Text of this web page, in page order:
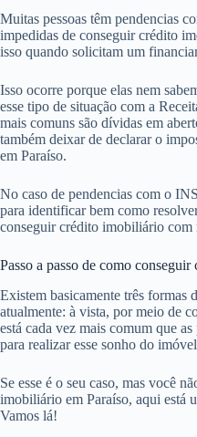
Muitas pessoas têm pendencias
impedidas de conseguir crédito
isso quando solicitam um
Isso ocorre porque elas nem
esse tipo de situação com a
mais comuns são dívidas em
também deixar de declarar o
em Paraíso.
No caso de pendencias com o
para identificar bem como
conseguir crédito imobiliário com
Passo a passo de como
Existem basicamente três formas
atualmente: à vista, por meio de
está cada vez mais comum que
para realizar esse sonho do
Se esse é o seu caso, mas você
imobiliário em Paraíso, aqui está
Vamos lá!